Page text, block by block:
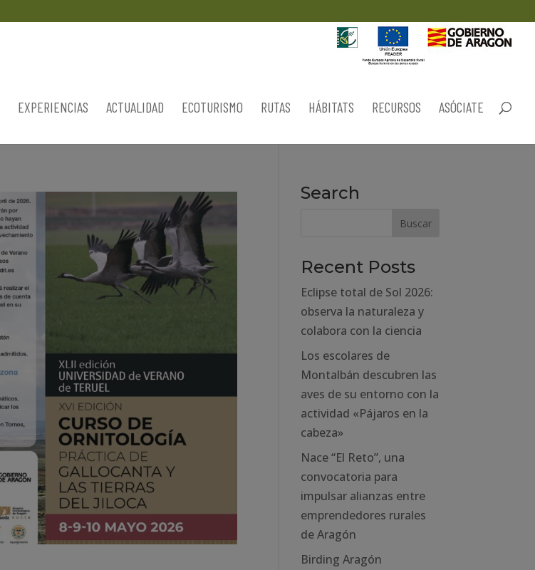
EXPERIENCIAS ACTUALIDAD ECOTURISMO RUTAS HÁBITATS RECURSOS ASÓCIATE
Search
Recent Posts
Eclipse total de Sol 2026:
observa la naturaleza y
colabora con la ciencia
Los escolares de
Montalbán descubren las
aves de su entorno con la
actividad «Pájaros en la
cabeza»
Nace “El Reto”, una
convocatoria para
impulsar alianzas entre
emprendedores rurales
de Aragón
Birding Aragón